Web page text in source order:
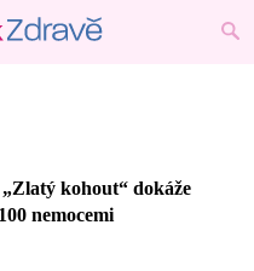
kohout“ dokáže
nemocemi